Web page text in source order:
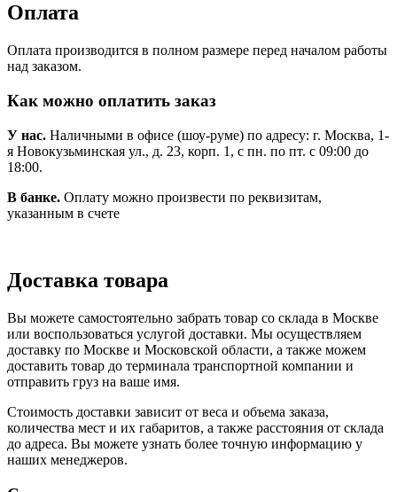
Оплата
Оплата производится в полном размере перед началом работы
над заказом.
Как можно оплатить заказ
У нас. Наличными в офисе (шоу-руме) по адресу: г. Москва, 1-
я Новокузьминская ул., д. 23, корп. 1, с пн. по пт. с 09:00 до
18:00.
В банке. Оплату можно произвести по реквизитам,
указанным в счете
Доставка товара
Вы можете самостоятельно забрать товар со склада в Москве
или воспользоваться услугой доставки. Мы осуществляем
доставку по Москве и Московской области, а также можем
доставить товар до терминала транспортной компании и
отправить груз на ваше имя.
Стоимость доставки зависит от веса и объема заказа,
количества мест и их габаритов, а также расстояния от склада
до адреса. Вы можете узнать более точную информацию у
наших менеджеров.